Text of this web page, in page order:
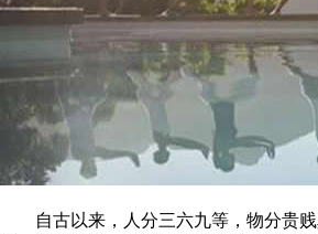
自古以来，人分三六九等，物分贵贱